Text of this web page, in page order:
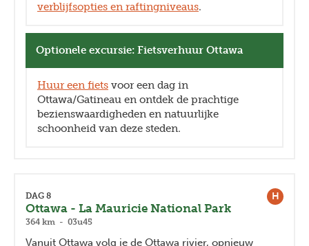
verblijfsopties en raftingniveaus.
Optionele excursie: Fietsverhuur Ottawa
Huur een fiets voor een dag in
Ottawa/Gatineau en ontdek de prachtige
bezienswaardigheden en natuurlijke
schoonheid van deze steden.
H
DAG 8
Ottawa - La Mauricie National Park
364 km - 03u45
Vanuit Ottawa volg je de Ottawa rivier, opnieuw